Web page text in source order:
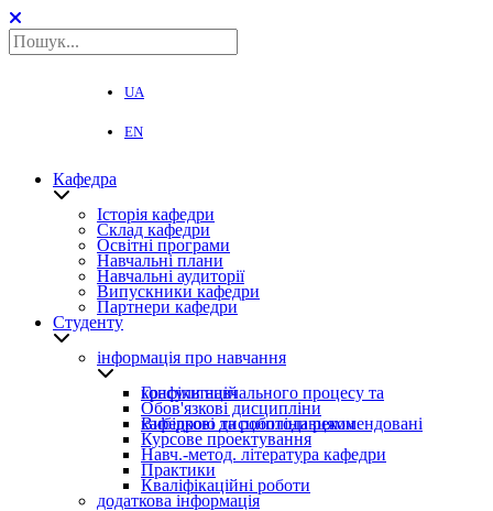
UA
EN
Кафедра
Історія кафедри
Склад кафедри
Освітні програми
Навчальні плани
Навчальні аудиторії
Випускники кафедри
Партнери кафедри
Студенту
інформація про навчання
Графіки навчального процесу та консультацій
Обов'язкові дисципліни
Вибіркові дисципліни рекомендовані кафедрою та роботодавцями
Курсове проектування
Навч.-метод. література кафедри
Практики
Кваліфікаційні роботи
додаткова інформація